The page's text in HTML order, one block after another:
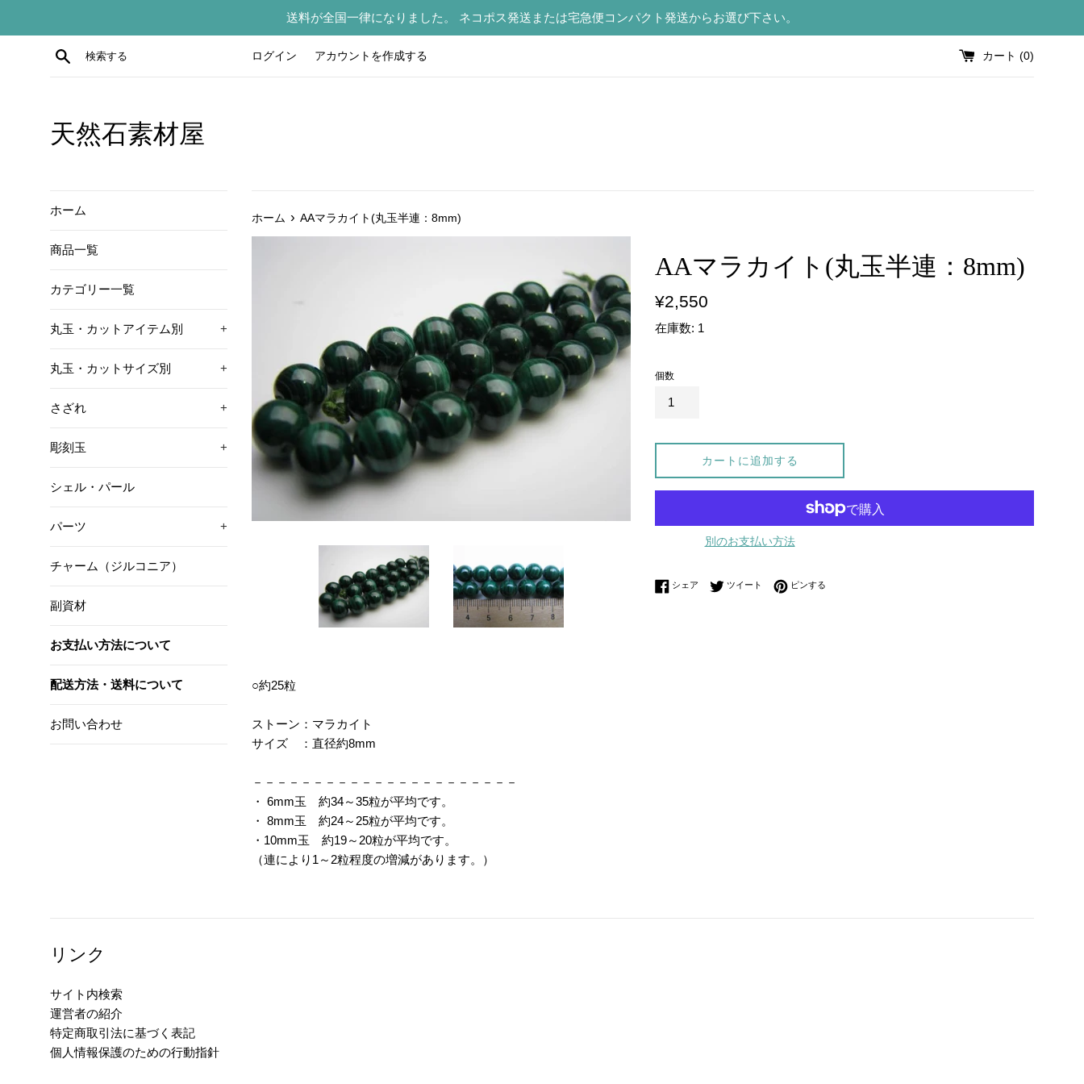
送料が全国一律になりました。 ネコポス発送または宅急便コンパクト発送からお選び下さい。
検索する ログイン アカウントを作成する カート (0)
天然石素材屋
ホーム
商品一覧
カテゴリー一覧
丸玉・カットアイテム別 +
丸玉・カットサイズ別 +
さざれ +
彫刻玉 +
シェル・パール
パーツ +
チャーム（ジルコニア）
副資材
お支払い方法について
配送方法・送料について
お問い合わせ
ホーム › AAマラカイト(丸玉半連：8mm)
AAマラカイト(丸玉半連：8mm)
通
価
¥2,550
在庫数: 1
個数
カートに追加する
別のお支払い方法
シェア Facebookでシェアする
ツイート Twitterに投稿する
ピンする
○約25粒
ストーン：マラカイト
サイズ ：直径約8mm
－－－－－－－－－－－－－－－－－－－－－－
・ 6mm玉 約34～35粒が平均です。
・ 8mm玉 約24～25粒が平均です。
・10mm玉 約19～20粒が平均です。
（連により1～2粒程度の増減があります。）
リンク
サイト内検索
運営者の紹介
特定商取引法に基づく表記
個人情報保護のための行動指針